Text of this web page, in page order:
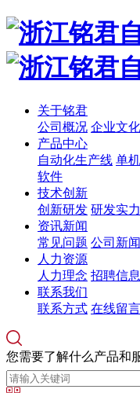
关于铭君
公司概况 企业文化
产品中心
自动化生产线 单
软件
技术创新
创新研发 研发实力
资讯新闻
常见问题 公司新闻
人力资源
人力理念 招聘信息
联系我们
联系方式 在线留言
您需要了解什么产品和